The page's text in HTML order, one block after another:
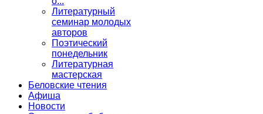
Литературный
семинар молодых
авторов
Поэтический
понедельник
Литературная
мастерская
Беловские чтения
Афиша
Новости